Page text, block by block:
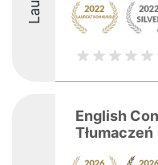
English
Tłumaczeń